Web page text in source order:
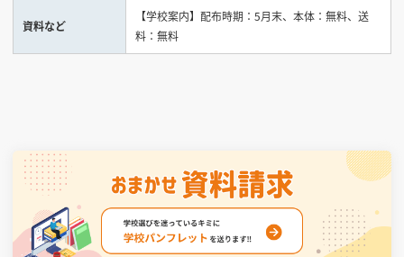
資料など
【学校案内】配布時期：5月末、本体：無料、送
料：無料